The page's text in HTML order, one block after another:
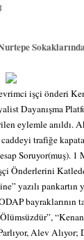
işçi önderi
Dayanışma
eylemle anıldı.
caddeyi trafiğe
Soruyor(muş). 1
Önderlerini
yazılı pankartın
bayraklarının
“Kenan
Alev